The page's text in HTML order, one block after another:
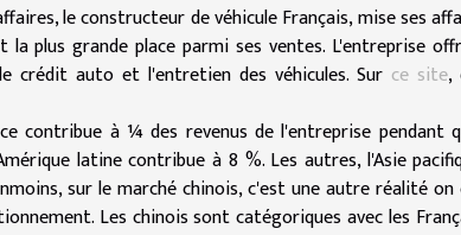
le constructeur de véhicule Français, mise ses
plus grande place parmi ses ventes. L'entreprise
crédit auto et l'entretien des véhicules. Sur ce site,
contribue à ¼ des revenus de l'entreprise
latine contribue à 8 %. Les autres, l'Asie
sur le marché chinois, c'est une autre réalité
Les chinois sont catégoriques avec les